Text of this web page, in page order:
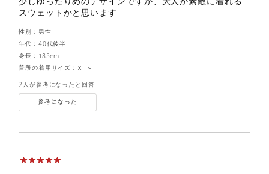
少しゆったりめのデザインですが、大人が素敵に着れる
スウェットかと思います
性別： 男性
年代： 40代後半
身長： 185cm
普段の着用サイズ： XL～
2人が参考になったと回答
参考になった